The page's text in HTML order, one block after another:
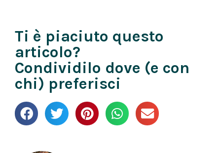
Ti è piaciuto questo
articolo?
Condividilo dove (e con
chi) preferisci